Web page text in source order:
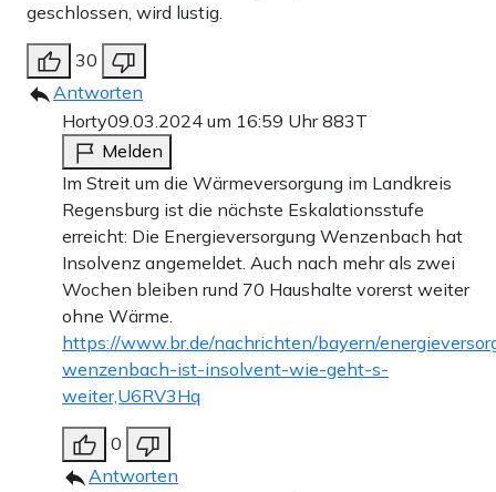
geschlossen, wird lustig.
30
Antworten
Horty09.03.2024 um 16:59 Uhr883T
Melden
Im Streit um die Wärmeversorgung im Landkreis
Regensburg ist die nächste Eskalationsstufe
erreicht: Die Energieversorgung Wenzenbach hat
Insolvenz angemeldet. Auch nach mehr als zwei
Wochen bleiben rund 70 Haushalte vorerst weiter
ohne Wärme.
https://www.br.de/nachrichten/bayern/
wenzenbach-ist-insolvent-wie-geht-s-
weiter,U6RV3Hq
0
Antworten